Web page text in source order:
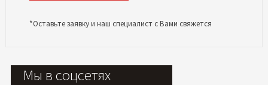
*Оставьте заявку и наш специалист с Вами свяжется
Мы в соцсетях